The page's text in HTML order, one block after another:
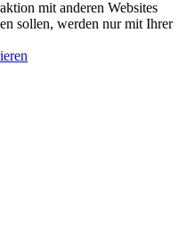
mit anderen Websites
sollen, werden nur mit Ihrer